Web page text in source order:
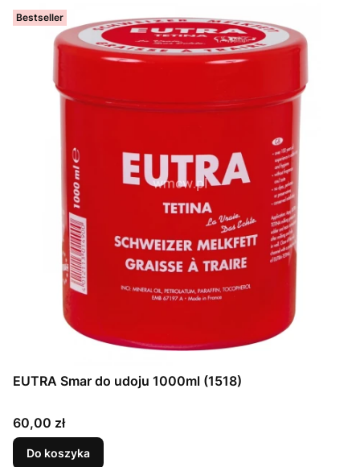
Bestseller
EUTRA Smar do udoju 1000ml (1518)
Cena
60,00 zł
Do koszyka